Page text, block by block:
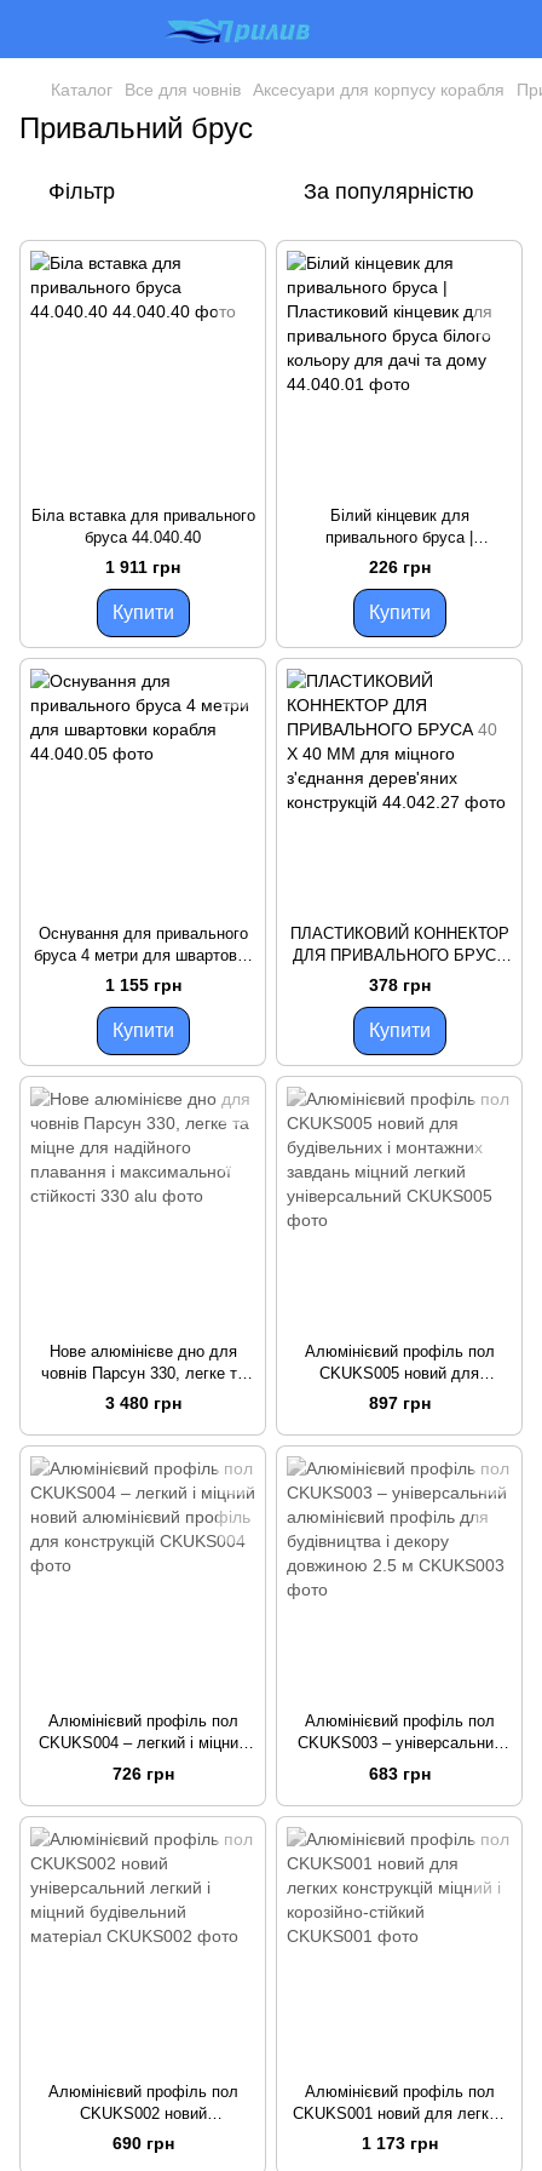
Каталог Все для човнів Аксесуари для корпусу корабля
Привальний брус
Фільтр За популярністю
Біла вставка для привального
бруса 44.040.40
1 911 грн
Купити
Білий кінцевик для
привального бруса |
Пластиковий кінцевик для
привального бруса білого
кольору для дачі та дому
226 грн
Купити
Оснування для привального
бруса 4 метри для швартовки
корабля
1 155 грн
Купити
ПЛАСТИКОВИЙ КОННЕКТОР
ДЛЯ ПРИВАЛЬНОГО БРУСА
40 X 40 MM для міцного
з'єднання дерев'яних
конструкцій
378 грн
Купити
Нове алюмінієве дно для
човнів Парсун 330, легке та
міцне для надійного плавання
і максимальної стійкості
3 480 грн
Алюмінієвий профіль пол
CKUKS005 новий для
будівельних і монтажних
завдань міцний легкий
універсальний
897 грн
Алюмінієвий профіль пол
CKUKS004 – легкий і міцний
новий алюмінієвий профіль
для конструкцій
726 грн
Алюмінієвий профіль пол
CKUKS003 – універсальний
алюмінієвий профіль для
будівництва і декору
довжиною 2.5 м
683 грн
Алюмінієвий профіль пол
CKUKS002 новий
універсальний легкий і міцний
будівельний матеріал
690 грн
Алюмінієвий профіль пол
CKUKS001 новий для легких
конструкцій міцний і корозійно-
стійкий
1 173 грн